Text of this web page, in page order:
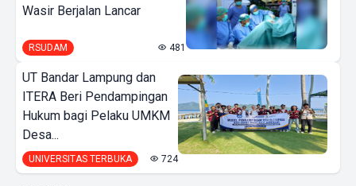
Wasir Berjalan Lancar
RSUDAM 481
UT Bandar Lampung dan
ITERA Beri Pendampingan
Hukum bagi Pelaku UMKM
Desa...
UNIVERSITAS TERBUKA 724